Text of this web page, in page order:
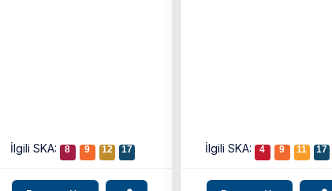
İlgili SKA: 8 9 12 17 İlgili SKA: 4 9 11 17